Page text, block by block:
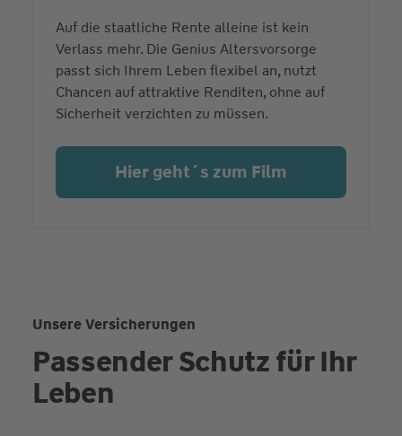
Auf die staatliche Rente alleine ist kein
Verlass mehr. Die Genius Altersvorsorge
passt sich Ihrem Leben flexibel an, nutzt
Chancen auf attraktive Renditen, ohne auf
Sicherheit verzichten zu müssen.
Hier geht´s zum Film
Unsere Versicherungen
Passender Schutz für Ihr
Leben